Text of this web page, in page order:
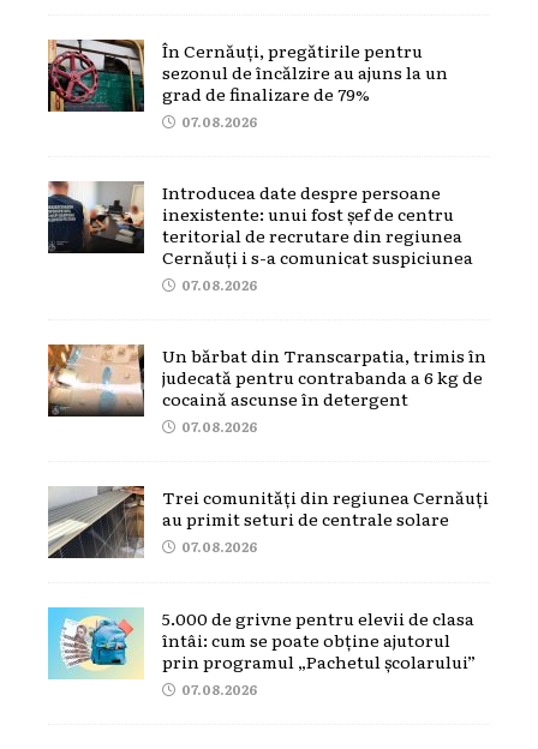
În Cernăuți, pregătirile pentru
sezonul de încălzire au ajuns la un
grad de finalizare de 79%
07.08.2026
Introducea date despre persoane
inexistente: unui fost șef de centru
teritorial de recrutare din regiunea
Cernăuți i s-a comunicat suspiciunea
07.08.2026
Un bărbat din Transcarpatia, trimis în
judecată pentru contrabanda a 6 kg de
cocaină ascunse în detergent
07.08.2026
Trei comunități din regiunea Cernăuți
au primit seturi de centrale solare
07.08.2026
5.000 de grivne pentru elevii de clasa
întâi: cum se poate obține ajutorul
prin programul „Pachetul școlarului”
07.08.2026